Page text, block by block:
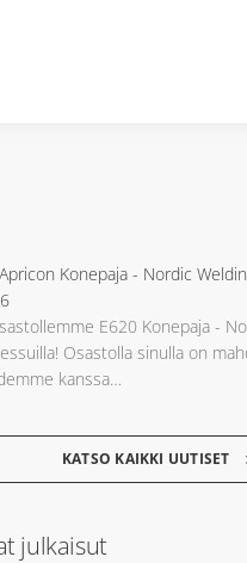
Konepaja - Nordic
E620 Konepaja -
Osastolla sinulla on
kanssa…
KATSO KAIKKI UUTISET
julkaisut